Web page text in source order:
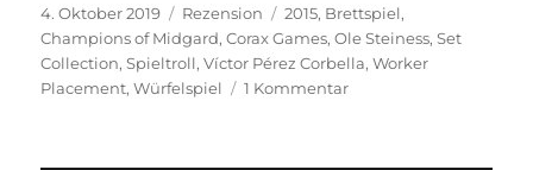
Veröffentlicht
am
4. Oktober 2019 Kategorien
Rezension Schlagwörter
2015, Brettspiel,
Champions of Midgard,Corax Games,Ole Steiness,Set
Collection,Spieltroll,Víctor Pérez Corbella,Worker
Placement,Würfelspiel 1 Kommentarzu